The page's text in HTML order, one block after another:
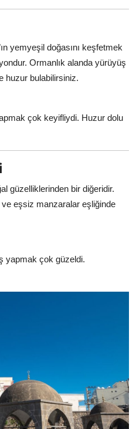
yemyeşil doğasını keşfetmek
Ormanlık alanda yürüyüş
huzur bulabilirsiniz.
çok keyifliydi. Huzur dolu
güzelliklerinden bir diğeridir.
eşsiz manzaralar eşliğinde
yapmak çok güzeldi.